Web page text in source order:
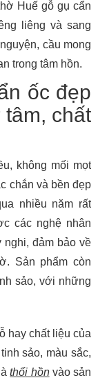
Huế gỗ gụ cẩn
liêng và sang
cầu mong
trong tâm hồn.
ốc đẹp
chất
không mối mọt
chắn và bền đẹp
nhiều năm rất
các nghệ nhân
nghi, đảm bảo về
Sản phẩm còn
sảo, với những
hay chất liệu của
sảo, màu sắc,
thổi hồnvào sản